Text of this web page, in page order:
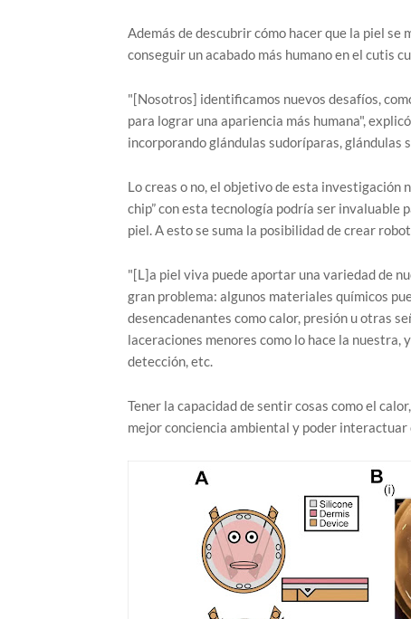
Además de descubrir cómo hacer que la piel
conseguir un acabado más humano en el cutis
"[Nosotros] identificamos nuevos desafíos,
para lograr una apariencia más humana",
incorporando glándulas sudoríparas, glándulas
Lo creas o no, el objetivo de esta investigación
chip” con esta tecnología podría ser invaluable
piel. A esto se suma la posibilidad de crear
"[L]a piel viva puede aportar una variedad de
gran problema: algunos materiales químicos
desencadenantes como calor, presión u otras
laceraciones menores como lo hace la nuestra,
detección, etc.
Tener la capacidad de sentir cosas como el
mejor conciencia ambiental y poder interactuar